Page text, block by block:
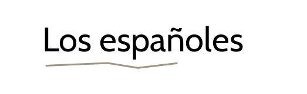
Los españoles